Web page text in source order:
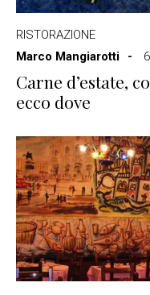
RISTORAZIONE
Marco Mangiarotti
Carne d’estate,
ecco dove